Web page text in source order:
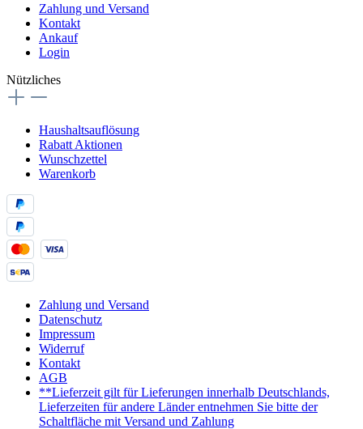
Zahlung und Versand
Kontakt
Ankauf
Login
Nützliches
Haushaltsauflösung
Rabatt Aktionen
Wunschzettel
Warenkorb
Zahlung und Versand
Datenschutz
Impressum
Widerruf
Kontakt
AGB
**Lieferzeit gilt für Lieferungen innerhalb Deutschlands,
Lieferzeiten für andere Länder entnehmen Sie bitte der
Schaltfläche mit Versand und Zahlung